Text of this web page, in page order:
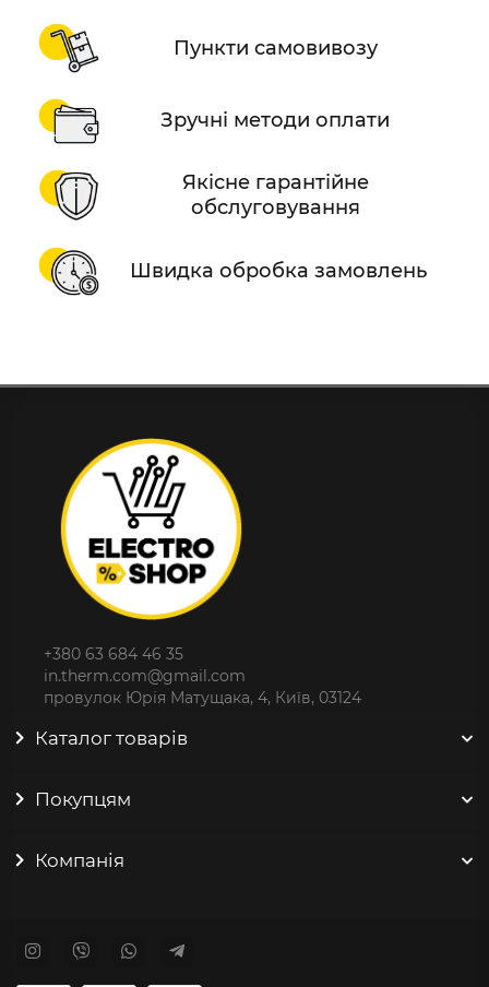
Пункти самовивозу
Зручні методи оплати
Якісне гарантійне
обслуговування
Швидка обробка замовлень
+380 63 684 46 35
in.therm.com@gmail.com
провулок Юрія Матущака, 4, Київ, 03124
Каталог товарів
Покупцям
Компанія